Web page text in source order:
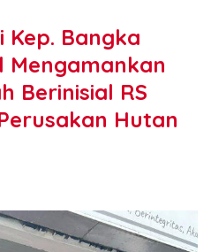
Kep. Bangka
Mengamankan
Berinisial RS
Hutan